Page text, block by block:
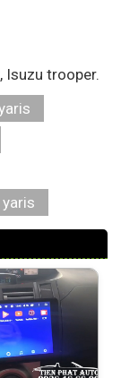
Isuzu trooper.